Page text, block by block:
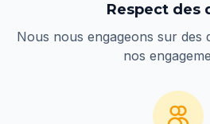
Respect des
Nous nous engageons sur des
nos